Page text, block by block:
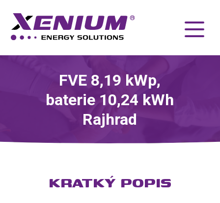
FVE 8,19 kWp,
baterie 10,24 kWh
Rajhrad
KRATKÝ POPIS